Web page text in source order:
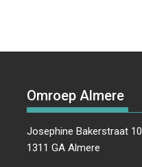
Omroep Almere
Josephine Bakerstraat 10
1311 GA Almere